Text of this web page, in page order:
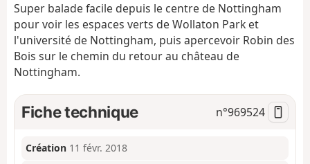
a
n
Super balade facile depuis le centre de Nottingham
pour voir les espaces verts de Wollaton Park et
l'université de Nottingham, puis apercevoir Robin des
Bois sur le chemin du retour au château de
Nottingham.
Fiche technique n°969524
Création 11 févr. 2018